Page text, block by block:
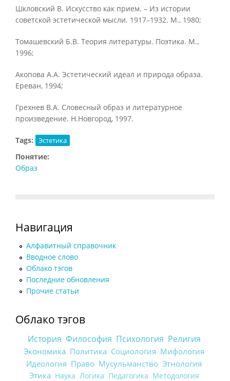
Шкловский В. Искусство как прием. – Из истории
советской эстетической мысли. 1917–1932. М., 1980;
Томашевский Б.В. Теория литературы. Поэтика. М.,
1996;
Акопова А.А. Эстетический идеал и природа образа.
Ереван, 1994;
Грехнев В.А. Словесный образ и литературное
произведение. Н.Новгород, 1997.
Tags: Эстетика
Понятие:
Образ
Навигация
Алфавитный справочник
Вводное слово
Облако тэгов
Последние обновления
Прочие статьи
Облако тэгов
История Философия Психология Религия
Экономика Политика Социология Мифология
Идеология Право Мусульманство Этнология
Этика Наука Логика Педагогика Методология